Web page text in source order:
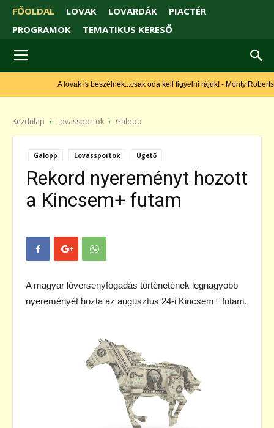
FŐOLDAL LOVAK LOVARDÁK
PIACTÉR
PROGRAMOK
TEMATIKUS KERESŐ
A lovak is beszélnek...csak oda kell figyelni rájuk! - Monty Roberts
Kezdőlap Lovassportok Galopp
Galopp Lovassportok Ügető
Rekord nyereményt hozott
a Kincsem+ futam
A magyar lóversenyfogadás történetének legnagyobb
nyereményét hozta az augusztus 24-i Kincsem+ futam.